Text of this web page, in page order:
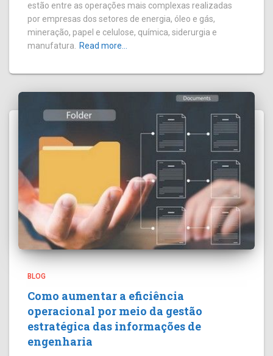
estão entre as operações mais complexas realizadas
por empresas dos setores de energia, óleo e gás,
mineração, papel e celulose, química, siderurgia e
manufatura.
Read more…
BLOG
Como aumentar a eficiência
operacional por meio da gestão
estratégica das informações de
engenharia